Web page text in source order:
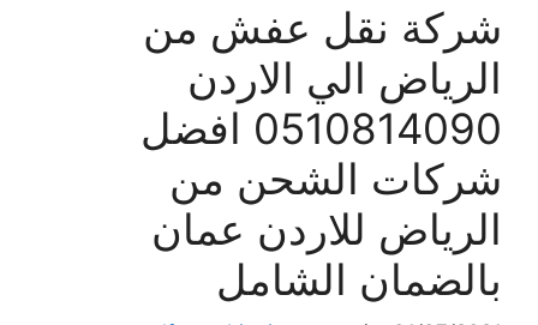
شركة نقل عفش من
الرياض الي الاردن
0510814090 افضل
شركات الشحن من
الرياض للاردن عمان
بالضمان الشامل